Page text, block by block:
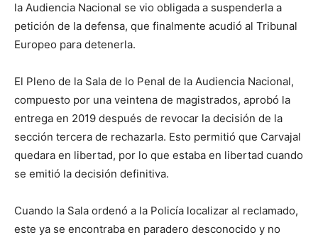
la Audiencia Nacional se vio obligada a suspenderla a
petición de la defensa, que finalmente acudió al Tribunal
Europeo para detenerla.
El Pleno de la Sala de lo Penal de la Audiencia Nacional,
compuesto por una veintena de magistrados, aprobó la
entrega en 2019 después de revocar la decisión de la
sección tercera de rechazarla. Esto permitió que Carvajal
quedara en libertad, por lo que estaba en libertad cuando
se emitió la decisión definitiva.
Cuando la Sala ordenó a la Policía localizar al reclamado,
este ya se encontraba en paradero desconocido y no